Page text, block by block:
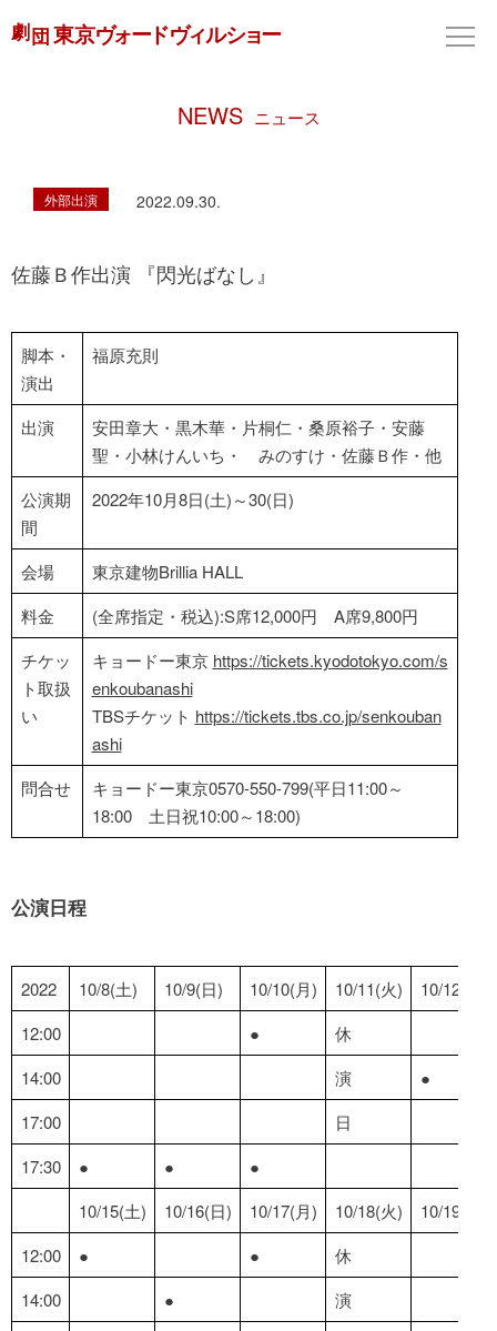
NEWS ニュース
外部出演 2022.09.30.
佐藤Ｂ作出演 『閃光ばなし』
脚本・
演出
福原充則
出演
安田章大・黒木華・片桐仁・桑原裕子・安藤
聖・小林けんいち・ みのすけ・佐藤Ｂ作・他
公演期
間
2022年10月8日(土)～30(日)
会場
東京建物Brillia HALL
料金
(全席指定・税込):S席12,000円 A席9,800円
チケッ
ト取扱
い
キョードー東京 https://tickets.kyodotokyo.com/s
enkoubanashi
TBSチケット https://tickets.tbs.co.jp/senkouban
ashi
問合せ
キョードー東京0570-550-799(平日11:00～
18:00 土日祝10:00～18:00)
公演日程
2022 10/8(土) 10/9(日) 10/10(月) 10/11(火)
10/12(水)
12:00
●
休
14:00
演
●
17:00
日
17:30
● ●
●
10/15(土)
10/16(日) 10/17(月) 10/18(火)
10/19(水)
12:00
● ●
休
14:00
●
演